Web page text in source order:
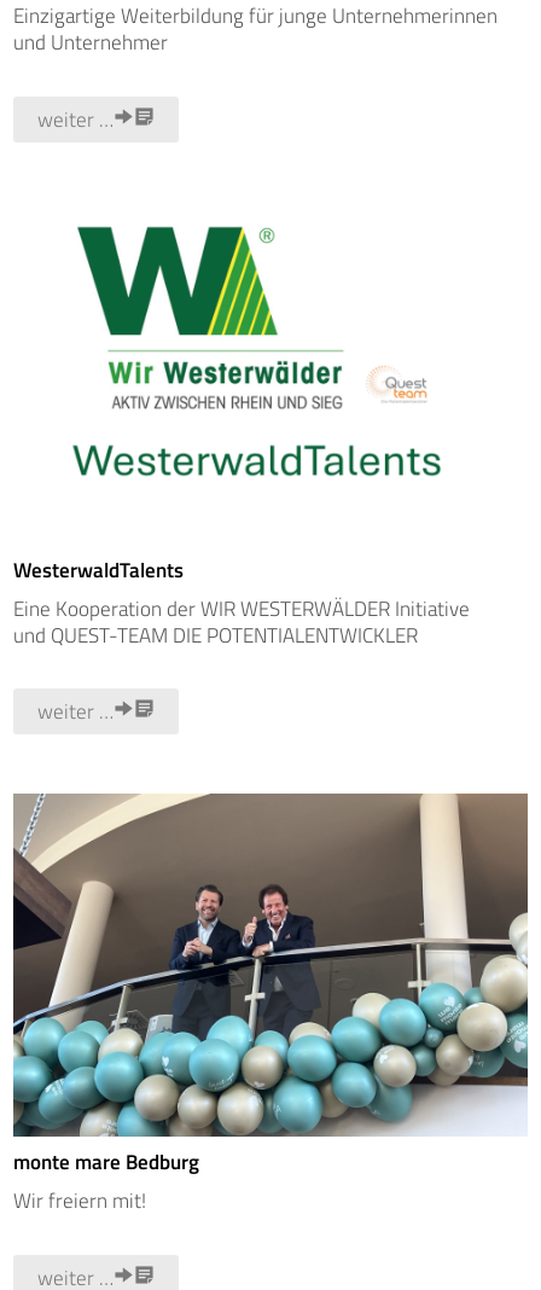
Einzigartige Weiterbildung für junge Unternehmerinnen
und Unternehmer
weiter …
WesterwaldTalents
Eine Kooperation der WIR WESTERWÄLDER Initiative
und QUEST-TEAM DIE POTENTIALENTWICKLER
weiter …
monte mare Bedburg
Wir freiern mit!
weiter …